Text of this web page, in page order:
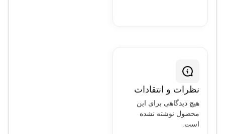
نظرات و انتقادات
هیچ دیدگاهی برای این
محصول نوشته نشده
است.